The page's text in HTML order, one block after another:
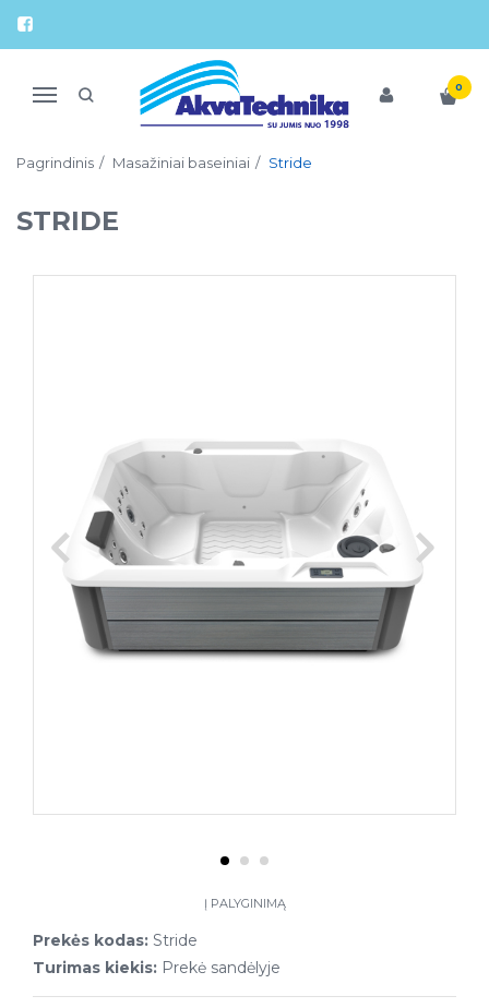
Navigacija
0
Pagrindinis Masažiniai baseiniai Stride
STRIDE
Į PALYGINIMĄ
Prekės kodas: Stride
Turimas kiekis: Prekė sandėlyje